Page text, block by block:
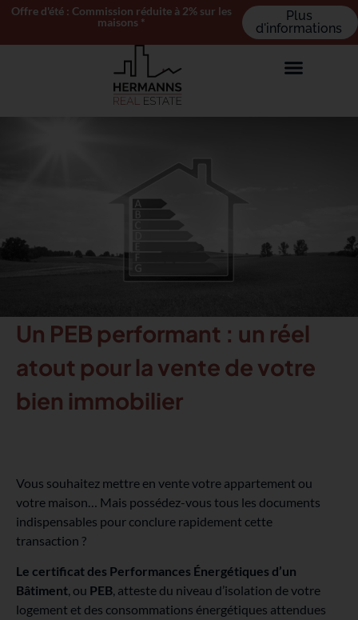
Offre d'été : Commission réduite à 2% sur les
maisons *
Plus
d'informations
Un PEB performant : un réel
atout pour la vente de votre
bien immobilier
Vous souhaitez mettre en vente votre appartement ou
votre maison… Mais possédez-vous tous les documents
indispensables pour conclure rapidement cette
transaction ?
Le certificat des Performances Énergétiques d’un
Bâtiment, ou PEB, atteste du niveau d’isolation de votre
logement et des consommations énergétiques attendues